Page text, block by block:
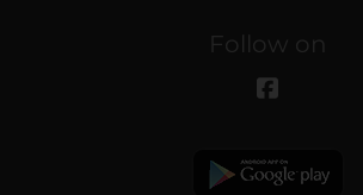
Follow on